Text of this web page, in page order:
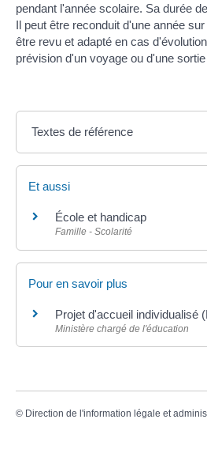
pendant l'année scolaire. Sa durée
Il peut être reconduit d'une année
être revu et adapté en cas
prévision d'un voyage ou d'une
Textes de référence
Et aussi
École et handicap
Famille - Scolarité
Pour en savoir plus
Projet d'accueil individualisé
Ministère chargé de l'éducation
© Direction de l'information légale et